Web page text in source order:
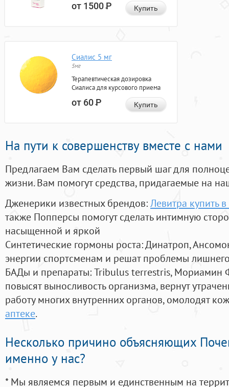
от 1500Р Купить
Сиалис 5 мг
5мг
Терапевтическая дозировка
Сиалиса для курсового приема
от 60Р Купить
На пути к совершенству вместе с нами
Предлагаем Вам сделать первый шаг для
жизни. Вам помогут средства, придагаемые на
Дженерики известных брендов:Левитра купить
также Попперсы помогут сделать интимную
насыщенной и яркой
Синтетические гормоны роста: Динатроп,
энергии спортсменам и решат проблемы
БАДы и препараты:Tribulus terrestris, Мориамин
повысят выносливость организма, вернут
работу многих внутренних органов, омолодят
аптеке.
Несколько причино объясняющих
именно у нас?
* Мы являемся первым и единственным на